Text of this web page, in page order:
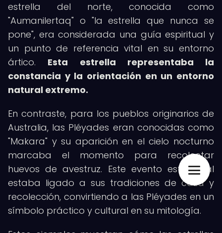
estrella del norte, conocida como
"Aumanilertaq" o "la estrella que nunca se
pone", era considerada una guía espiritual y
un punto de referencia vital en su entorno
ártico. Esta estrella representaba la
constancia y la orientación en un entorno
natural extremo.
En contraste, para los pueblos originarios de
Australia, las Pléyades eran conocidas como
"Makara" y su aparición en el cielo nocturno
marcaba el momento para recolectar
huevos de avestruz. Este evento estacional
estaba ligado a sus tradiciones de caza y
recolección, convirtiendo a las Pléyades en un
símbolo práctico y cultural en su mitología.